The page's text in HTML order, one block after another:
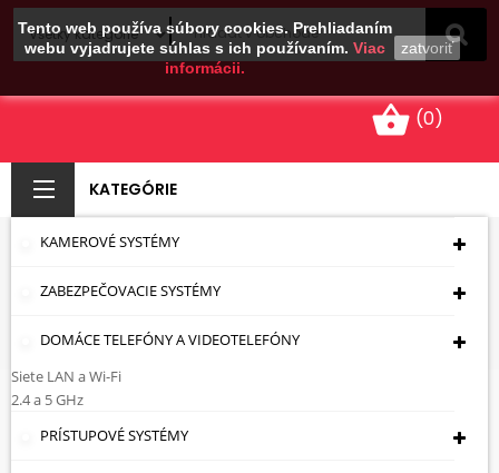
Tento web používa súbory cookies. Prehliadaním
webu vyjadrujete súhlas s ich používaním. Viac
informácii.
zatvoriť
shopping_basket (0)
KATEGÓRIE
KAMEROVÉ SYSTÉMY
ZABEZPEČOVACIE SYSTÉMY
DOMÁCE TELEFÓNY A VIDEOTELEFÓNY
Siete LAN a Wi-Fi
2.4 a 5 GHz
PRÍSTUPOVÉ SYSTÉMY
DRŽIAKY PRE KAMERY
Držiaky
Pre Kamery